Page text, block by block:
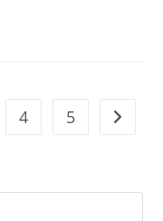
4 5 Aller à